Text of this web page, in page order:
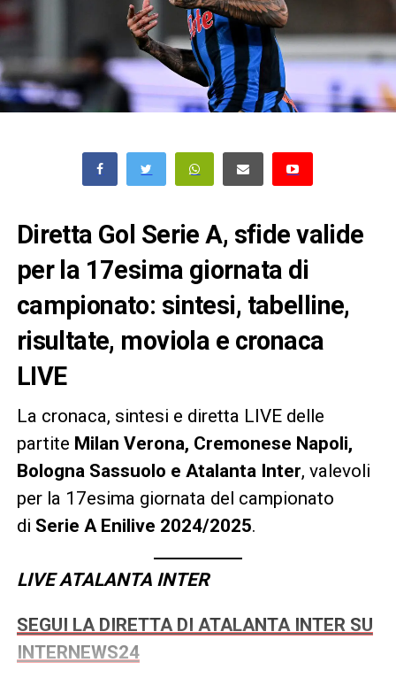
Diretta Gol Serie A, sfide valide
per la 17esima giornata di
campionato: sintesi, tabelline,
risultate, moviola e cronaca
LIVE
La cronaca, sintesi e diretta LIVE delle
partite Milan Verona, Cremonese Napoli,
Bologna Sassuolo e Atalanta Inter, valevoli
per la 17esima giornata del campionato
di Serie A Enilive 2024/2025.
LIVE ATALANTA INTER
SEGUI LA DIRETTA DI ATALANTA INTER SU
INTERNEWS24